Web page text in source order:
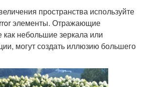
пространства используйте
элементы. Отражающие
как небольшие зеркала или
могут создать иллюзию большего